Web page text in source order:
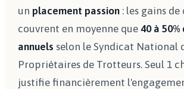
un placement passion : les gains de
couvrent en moyenne que 40 à
annuels selon le Syndicat National
Propriétaires de Trotteurs. Seul 1
justifie financièrement